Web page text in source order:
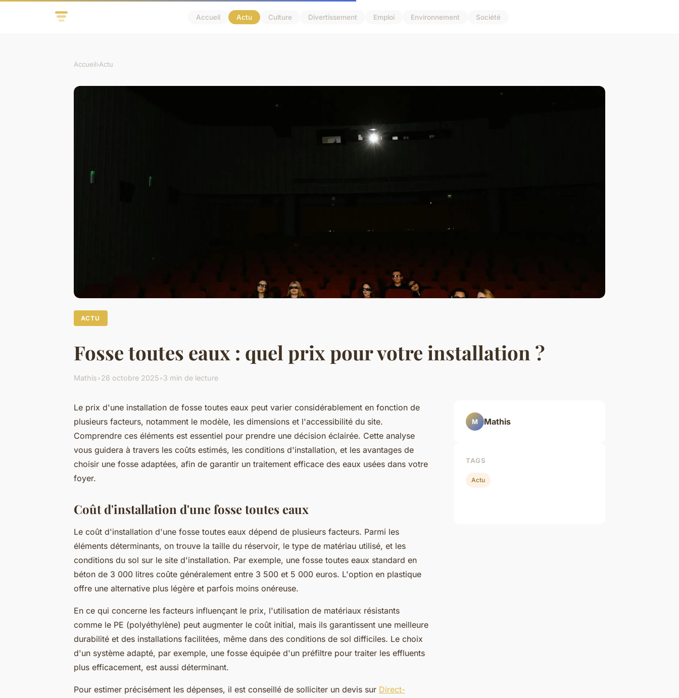
Accueil Actu Culture Divertissement Emploi Environnement Société
Accueil›Actu
ACTU
Fosse toutes eaux : quel prix pour votre installation ?
Mathis•26 octobre 2025•3 min de lecture
Le prix d'une installation de fosse toutes eaux peut varier considérablement en fonction de
plusieurs facteurs, notamment le modèle, les dimensions et l'accessibilité du site.
Comprendre ces éléments est essentiel pour prendre une décision éclairée. Cette analyse
vous guidera à travers les coûts estimés, les conditions d'installation, et les avantages de
choisir une fosse adaptées, afin de garantir un traitement efficace des eaux usées dans votre
foyer.
Coût d'installation d'une fosse toutes eaux
Le coût d'installation d'une fosse toutes eaux dépend de plusieurs facteurs. Parmi les
éléments déterminants, on trouve la taille du réservoir, le type de matériau utilisé, et les
conditions du sol sur le site d'installation. Par exemple, une fosse toutes eaux standard en
béton de 3 000 litres coûte généralement entre 3 500 et 5 000 euros. L'option en plastique
offre une alternative plus légère et parfois moins onéreuse.
En ce qui concerne les facteurs influençant le prix, l'utilisation de matériaux résistants
comme le PE (polyéthylène) peut augmenter le coût initial, mais ils garantissent une meilleure
durabilité et des installations facilitées, même dans des conditions de sol difficiles. Le choix
d'un système adapté, par exemple, une fosse équipée d'un préfiltre pour traiter les effluents
plus efficacement, est aussi déterminant.
Pour estimer précisément les dépenses, il est conseillé de solliciter un devis sur Direct-
M Mathis
TAGS
Actu